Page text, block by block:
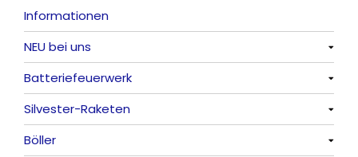
Informationen
NEU bei uns
Alle anzeigen
Batteriefeuerwerk
Alle anzeigen
Silvester-Raketen
Alle anzeigen
Böller